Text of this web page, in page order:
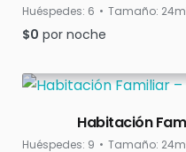
Huéspedes: 6 Tamaño:
$0 por noche
Habitación
Huéspedes: 9 Tamaño: